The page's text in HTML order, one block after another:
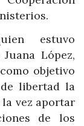
estuvo
López,
objetivo
libertad la
vez aportar
de los